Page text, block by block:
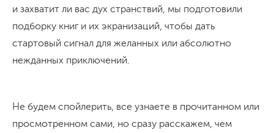
и захватит ли вас дух странствий, мы подготовили
подборку книг и их экранизаций, чтобы дать
стартовый сигнал для желанных или абсолютно
нежданных приключений.
Не будем спойлерить, все узнаете в прочитанном или
просмотренном сами, но сразу расскажем, чем